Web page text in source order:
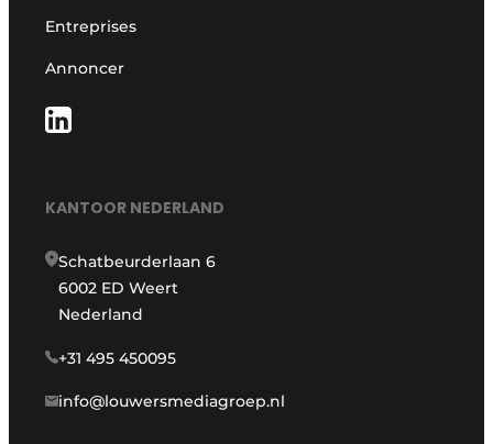
Entreprises
Annoncer
KANTOOR NEDERLAND
Schatbeurderlaan 6
6002 ED Weert
Nederland
+31 495 450095
info@louwersmediagroep.nl